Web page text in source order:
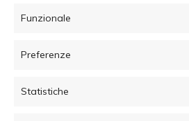
Funzionale
Preferenze
Statistiche